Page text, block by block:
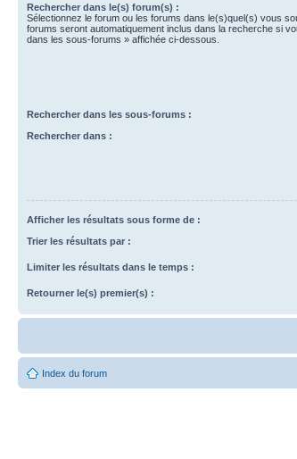
Rechercher dans le(s) forum(s) :
Sélectionnez le forum ou les forums dans le(s)quel(s) vous
forums seront automatiquement inclus dans la recherche si
dans les sous-forums » affichée ci-dessous.
Rechercher dans les sous-forums :
Rechercher dans :
Afficher les résultats sous forme de :
Trier les résultats par :
Limiter les résultats dans le temps :
Retourner le(s) premier(s) :
Index du forum